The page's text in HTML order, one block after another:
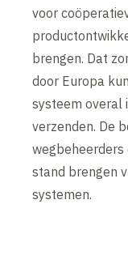
voor
brengen. Dat
door Europa
systeem overal
verzenden. De
stand brengen
systemen.